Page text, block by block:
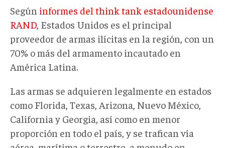
Según informes del think tank estadounidense
RAND , Estados Unidos es el principal
proveedor de armas ilícitas en la región, con un
70% o más del armamento incautado en
América Latina.
Las armas se adquieren legalmente en estados
como Florida, Texas, Arizona, Nuevo México,
California y Georgia, así como en menor
proporción en todo el país, y se trafican vía